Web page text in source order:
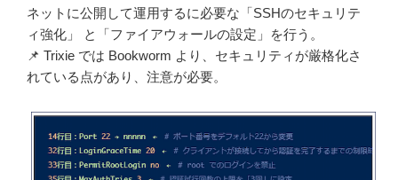
ネットに公開して運用するに必要な「SSHのセキュリテ
ィ強化」 と「ファイアウォールの設定」を行う。
📌 Trixie では Bookworm より、セキュリティが厳格化さ
れている点があり、注意が必要。